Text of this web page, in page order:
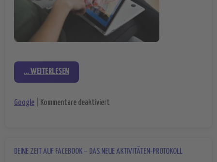
... WEITERLESEN
Google Kommentare deaktiviert
DEINE ZEIT AUF FACEBOOK – DAS NEUE AKTIVITÄTEN-PROTOKOLL